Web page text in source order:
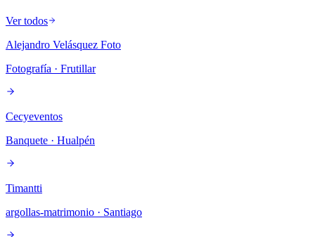
Ver todos
Alejandro Velásquez Foto
Fotografía · Frutillar
Cecyeventos
Banquete · Hualpén
Timantti
argollas-matrimonio · Santiago